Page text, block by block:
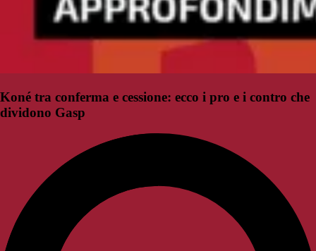
Koné tra conferma e cessione: ecco i pro e i contro che
dividono Gasp